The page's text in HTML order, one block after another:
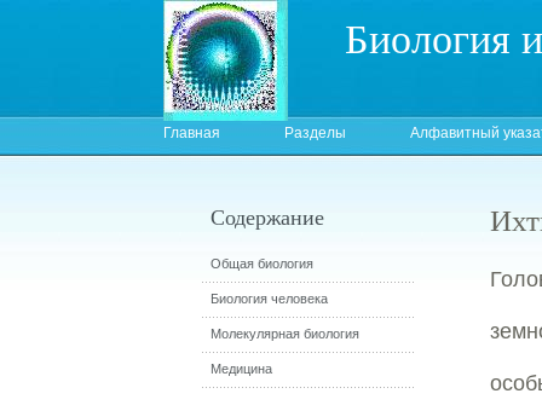
Биология
Главная Разделы Алфавитный
Содержание
Общая биология
Биология человека
Молекулярная биология
Медицина